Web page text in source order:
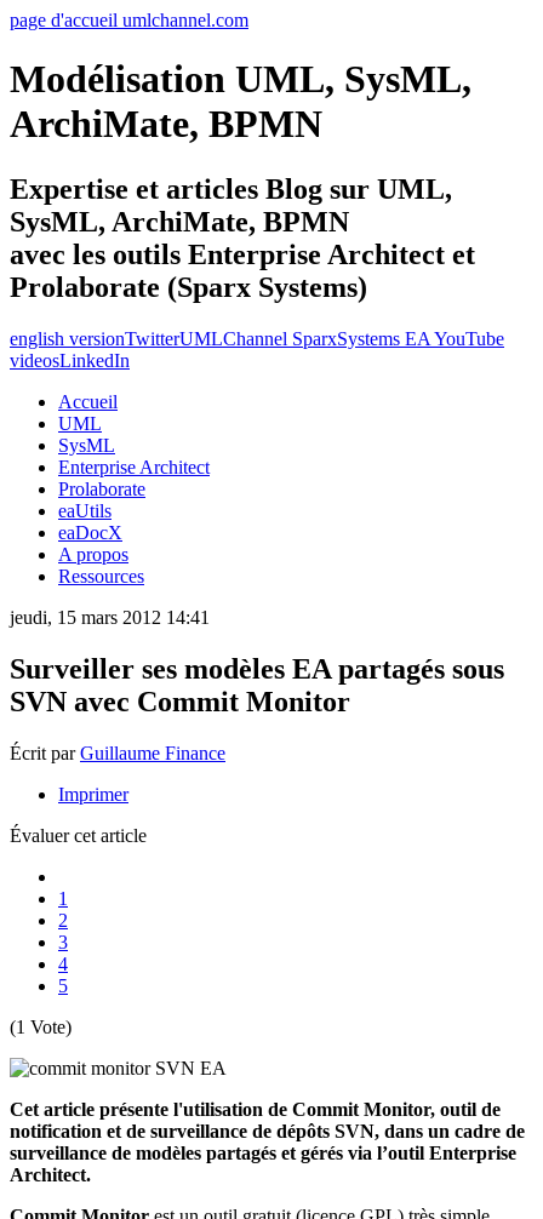
page d'accueil umlchannel.com
Modélisation UML, SysML,
ArchiMate, BPMN
Expertise et articles Blog sur UML,
SysML, ArchiMate, BPMN
avec les outils Enterprise Architect et
Prolaborate (Sparx Systems)
english versionTwitterUMLChannel SparxSystems EA YouTube
videosLinkedIn
Accueil
UML
SysML
Enterprise Architect
Prolaborate
eaUtils
eaDocX
A propos
Ressources
jeudi, 15 mars 2012 14:41
Surveiller ses modèles EA partagés sous
SVN avec Commit Monitor
Écrit parGuillaume Finance
Imprimer
Évaluer cet article
1
2
3
4
5
(1 Vote)
Cet article présente l'utilisation de Commit Monitor, outil de
notification et de surveillance de dépôts SVN, dans un cadre de
surveillance de modèles partagés et gérés via l’outil Enterprise
Architect.